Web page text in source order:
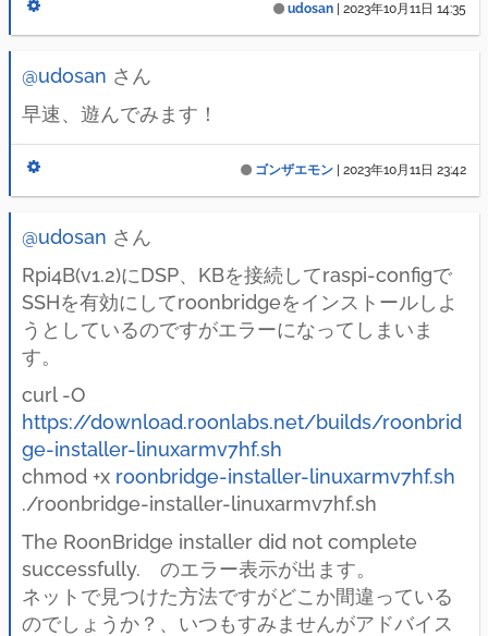
udosan 2023年10月11日 14:35
@udosan さん
早速、遊んでみます！
ゴンザエモン 2023年10月11日 23:42
@udosan さん
Rpi4B(v1.2)にDSP、KBを接続してraspi-configで
SSHを有効にしてroonbridgeをインストールしよ
うとしているのですがエラーになってしまいま
す。
curl -O
https://download.roonlabs.net/builds/roonbrid
ge-installer-linuxarmv7hf.sh
chmod +x roonbridge-installer-linuxarmv7hf.sh
./roonbridge-installer-linuxarmv7hf.sh
The RoonBridge installer did not complete
successfully. のエラー表示が出ます。
ネットで見つけた方法ですがどこか間違っている
のでしょうか？、いつもすみませんがアドバイス